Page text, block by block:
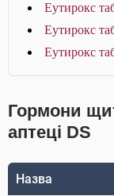
Еутирокс
Еутирокс
Еутирокс
Гормони
аптеці DS
Назва